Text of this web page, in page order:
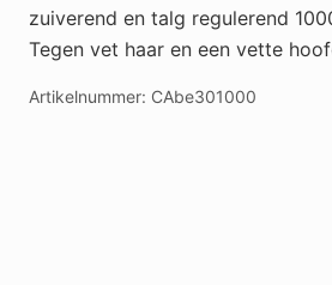
zuiverend en talg regulerend
Tegen vet haar en een vette
Artikelnummer: CAbe301000